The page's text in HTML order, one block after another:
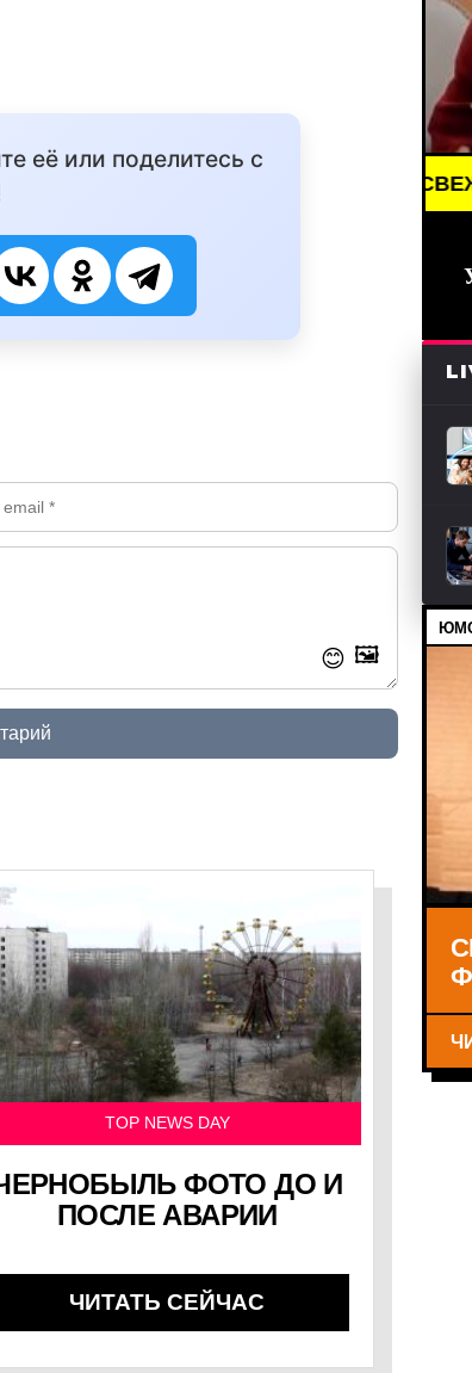
её или поделитесь с
😊 🖼️
TOP NEWS DAY
ФОТО ДО И
ПОСЛЕ АВАРИИ
ЧИТАТЬ СЕЙЧАС
NEWS /// НОВОСТИ (СМИ) /// СВЕЖИЕ